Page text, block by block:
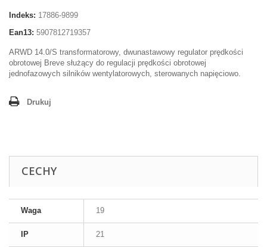
Indeks: 17886-9899
Ean13: 5907812719357
ARWD 14.0/S transformatorowy, dwunastawowy regulator prędkości
obrotowej Breve służący do regulacji prędkości obrotowej
jednofazowych silników wentylatorowych, sterowanych napięciowo.
Drukuj
CECHY
Waga 19
IP 21